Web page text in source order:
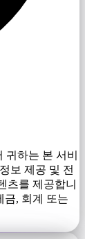
하는 본 서비
보 제공 및 전
츠를 제공합니
금, 회계 또는